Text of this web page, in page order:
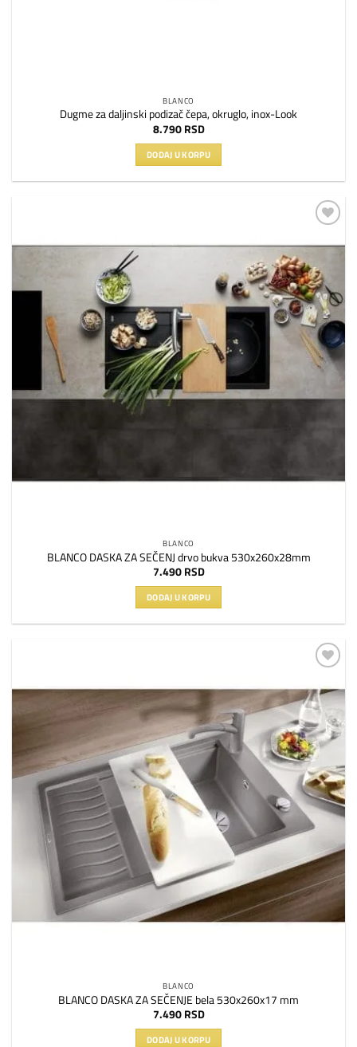
BLANCO
Dugme za daljinski podizač čepa, okruglo, inox-Look
8.790 RSD
DODAJ U KORPU
na
želja
BLANCO
BLANCO DASKA ZA SEČENJ drvo bukva 530x260x28mm
7.490 RSD
DODAJ U KORPU
na
listu
želja
BLANCO
BLANCO DASKA ZA SEČENJE bela 530x260x17 mm
7.490 RSD
DODAJ U KORPU